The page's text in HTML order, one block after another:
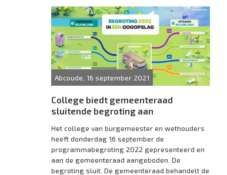
Abcoude, 16 september 2021
College biedt gemeenteraad
sluitende begroting aan
Het college van burgemeester en wethouders
heeft donderdag 16 september de
programmabegroting 2022 gepresenteerd en
aan de gemeenteraad aangeboden. De
begroting sluit. De gemeenteraad behandelt de